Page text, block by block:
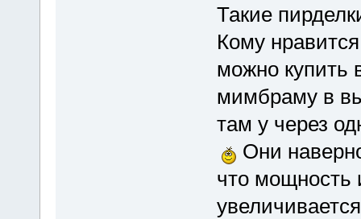
Такие
Кому
можно купить
мимбраму в
там у через
Они
что мощность